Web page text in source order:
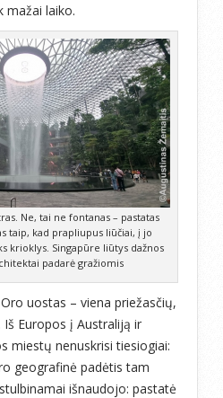
mažai laiko.
Ne, tai ne fontanas – pastatas
taip, kad prapliupus liūčiai, į jo
krioklys. Singapūre liūtys dažnos
padarė gražiomis
uostas – viena priežasčių,
Iš Europos į Australiją ir
miestų nenuskrisi tiesiogiai:
geografinė padėtis tam
išnaudojo: pastatė